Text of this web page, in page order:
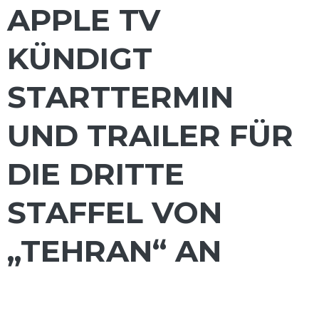
APPLE TV
KÜNDIGT
STARTTERMIN
UND TRAILER FÜR
DIE DRITTE
STAFFEL VON
„TEHRAN“ AN